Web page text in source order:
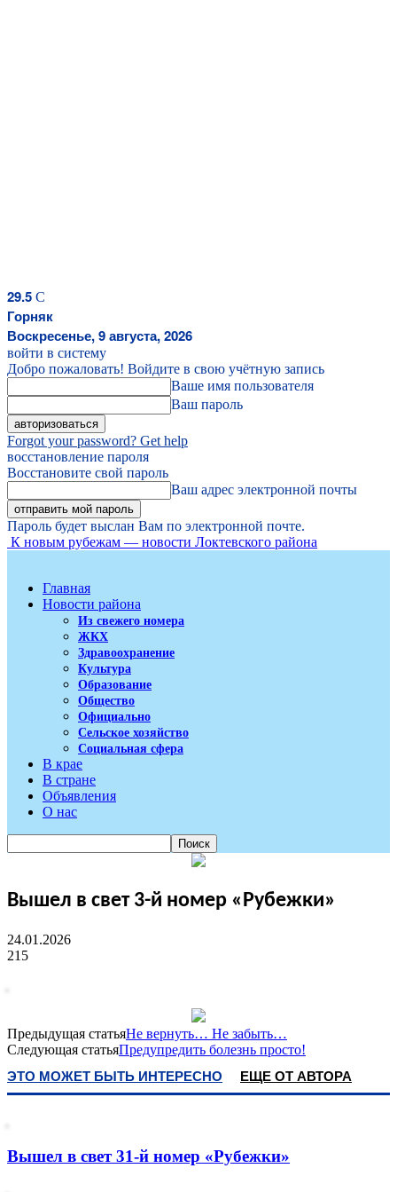
29.5 C
Горняк
Воскресенье, 9 августа, 2026
войти в систему
Добро пожаловать! Войдите в свою учётную запись
Ваше имя пользователя
Ваш пароль
Forgot your password? Get help
восстановление пароля
Восстановите свой пароль
Ваш адрес электронной почты
Пароль будет выслан Вам по электронной почте.
К новым рубежам — новости Локтевского района
Главная
Новости района
Из свежего номера
ЖКХ
Здравоохранение
Культура
Образование
Общество
Официально
Сельское хозяйство
Социальная сфера
В крае
В стране
Объявления
О нас
Вышел в свет 3-й номер «Рубежки»
24.01.2026
215
Предыдущая статьяНе вернуть… Не забыть…
Следующая статьяПредупредить болезнь просто!
ЭТО МОЖЕТ БЫТЬ ИНТЕРЕСНО ЕЩЕ ОТ АВТОРА
Вышел в свет 31-й номер «Рубежки»